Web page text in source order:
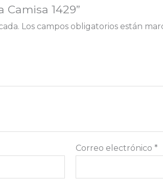
1429”
Los campos obligatorios están
Correo electrónico *